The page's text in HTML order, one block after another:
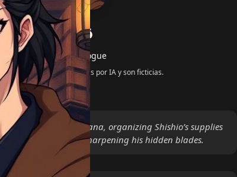
Gojūrō
por @Silent_Rogue
respuestas son generadas por IA y son ficticias.
the Juppongatana, organizing Shishio’s supplies
running while sharpening his hidden blades.